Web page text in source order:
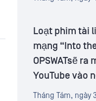
Loạt phim tài
mạng “Into
OPSWATsẽ
YouTube vào
Tháng Tám, ngày